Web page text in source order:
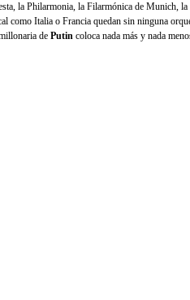
la Philarmonia, la Filarmónica de Munich,
como Italia o Francia quedan sin ninguna
de Putin coloca nada más y nada